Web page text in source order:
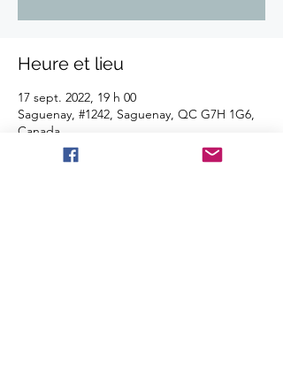
Heure et lieu
17 sept. 2022, 19 h 00
Saguenay, #1242, Saguenay, QC G7H 1G6,
Canada